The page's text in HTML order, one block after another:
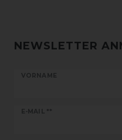
NEWSLETTER
VORNAME
E-MAIL **
Newsletter